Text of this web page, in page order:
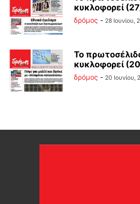
κυκλοφορεί
δρόμος - 28 Ιουνίου,
Το
κυκλοφορεί
δρόμος - 20 Ιουνίου,